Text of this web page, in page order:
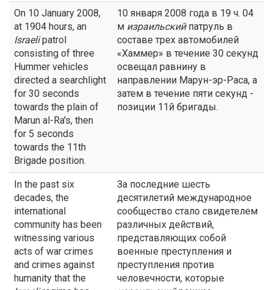
On 10 January 2008,
at 1904 hours, an
Israelipatrol
consisting of three
Hummer vehicles
directed a searchlight
for 30 seconds
towards the plain of
Marun al-Ra's, then
for 5 seconds
towards the 11th
Brigade position.
10 января 2008 года в 19 ч. 04
м израильскийпатруль в
составе трех автомобилей
«Хаммер» в течение 30 секунд
освещал равнину в
направлении Марун-эр-Раса, а
затем в течение пяти секунд -
позиции 11й бригады.
In the past six
decades, the
international
community has been
witnessing various
acts of war crimes
and crimes against
humanity that the
За последние шесть
десятилетий международное
сообщество стало свидетелем
различных действий,
представляющих собой
военные преступления и
преступления против
человечности, которые